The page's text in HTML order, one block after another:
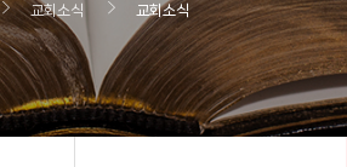
교회소식 교회소식